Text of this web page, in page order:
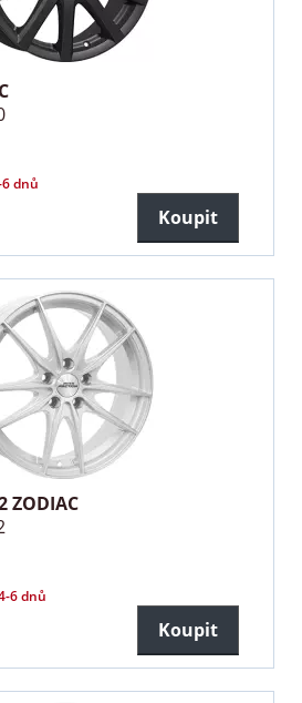
6 dnů
Koupit
ZODIAC
6 dnů
Koupit